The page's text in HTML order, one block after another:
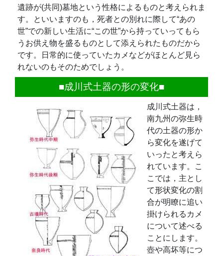
遺跡が(共同)墓地という性格によるものと考えられま
す。といいますのも，死者との別れに際して“あの
世”での新しい生活に“この世”から持っていってもら
うお供え物を盛るものとして添えられたものだから
です。日常的に使っていたカメなどがほとんど見ら
れないのもそのためでしょう。
■成川式土器の形の変化■
成川式土器は，
南九州の弥生時
代の土器の形か
ら変化を遂げて
いったと考えら
れています。こ
こでは，主とし
て形状変化の割
合が明瞭に追い
掛けられるカメ
について述べる
ことにします。
壺や高坏等につ